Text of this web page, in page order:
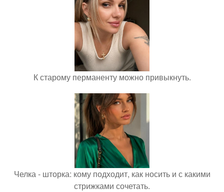
К старому перманенту можно привыкнуть.
Челка - шторка: кому подходит, как носить и с какими
стрижками сочетать.